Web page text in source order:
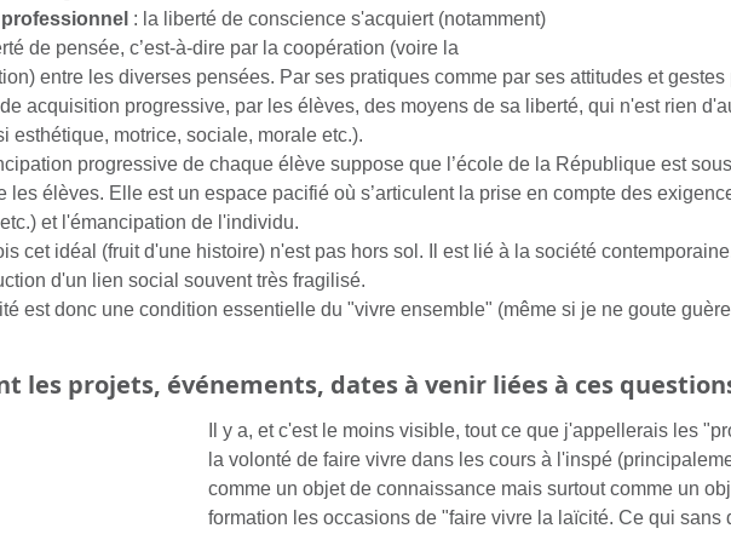
professionnel : la liberté de conscience s'acquiert (notamment)
de pensée, c’est-à-dire par la coopération (voire la
entre les diverses pensées. Par ses pratiques comme par ses attitudes et
acquisition progressive, par les élèves, des moyens de sa liberté, qui n'est rien
esthétique, motrice, sociale, morale etc.).
progressive de chaque élève suppose que l’école de la République est
les élèves. Elle est un espace pacifié où s’articulent la prise en compte des
et l'émancipation de l'individu.
cet idéal (fruit d'une histoire) n'est pas hors sol. Il est lié à la société
d'un lien social souvent très fragilisé.
est donc une condition essentielle du "vivre ensemble" (même si je ne goute
les projets, événements, dates à venir liées à ces
Il y a, et c'est le moins visible, tout ce que j'appellerais les
la volonté de faire vivre dans les cours à l'inspé
comme un objet de connaissance mais surtout comme un
formation les occasions de "faire vivre la laïcité. Ce qui sans